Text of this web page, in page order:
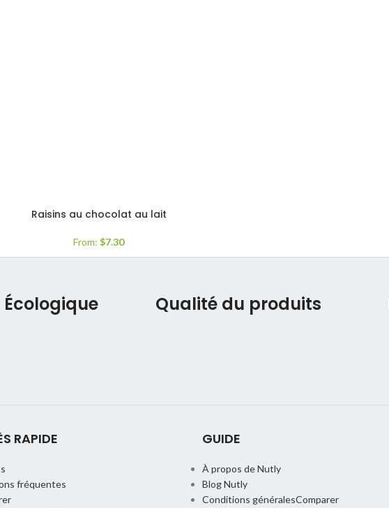
Raisins au chocolat au lait
From: $7.30
Écologique Qualité du produits
RAPIDE
fréquentes
GUIDE
À propos de Nutly
Blog Nutly
Conditions généralesComparer